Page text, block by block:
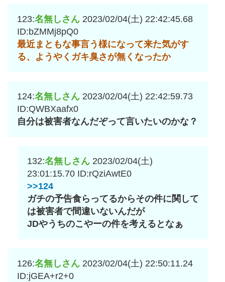
123:名無しさん 2023/02/04(土) 22:42:45.68
ID:bZMMj8pQ0
最近まともな事言う様になって来た気がす
る、ようやくガキ臭さが無くなったか
124:名無しさん 2023/02/04(土) 22:42:59.73
ID:QWBXaafx0
自分は被害者なんだぞって言いたいのかな？
132:名無しさん 2023/02/04(土)
23:01:15.70 ID:rQziAwtE0
>>124
ガチの予告食らってるからその件に関して
は被害者で間違いないんだが
JDやうちのこやーの件を考えるとなぁ
126:名無しさん 2023/02/04(土) 22:50:11.24
ID:jGEA+r2+0